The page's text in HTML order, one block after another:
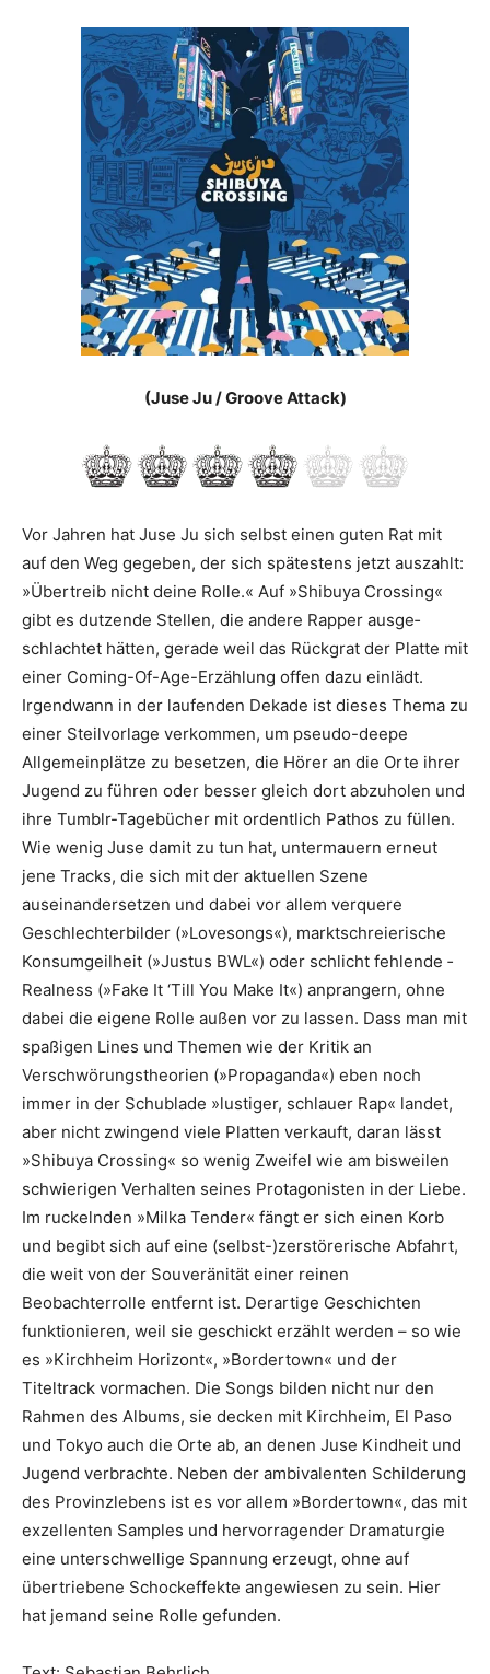
(Juse Ju / Groove Attack)
Vor Jahren hat Juse Ju sich selbst einen guten Rat mit
auf den Weg gegeben, der sich spätestens jetzt auszahlt:
»Übertreib nicht deine Rolle.« Auf »Shibuya Crossing«
gibt es dutzende Stellen, die andere Rapper ausge­
schlachtet hätten, gerade weil das Rückgrat der Platte mit
einer Coming-Of-Age-Erzählung offen dazu einlädt.
Irgendwann in der laufenden Dekade ist dieses Thema zu
einer Steilvorlage verkommen, um pseudo-deepe
Allgemeinplätze zu besetzen, die Hörer an die Orte ihrer
Jugend zu führen oder besser gleich dort abzuholen und
ihre Tumblr-­Tagebücher mit ordentlich Pathos zu füllen.
Wie wenig Juse damit zu tun hat, untermauern erneut
jene Tracks, die sich mit der aktuellen Szene
auseinandersetzen und dabei vor allem verquere
Geschlechter­bilder (»Lovesongs«), marktschreierische
Konsumgeilheit (»Justus BWL«) oder schlicht fehlende ­
Realness (»Fake It ‘Till You Make It«) anprangern, ohne
dabei die eigene Rolle außen vor zu lassen. Dass man mit
spaßigen Lines und Themen wie der Kritik an
Verschwörungs­theorien (»Propaganda«) eben noch
immer in der Schublade »lustiger, schlauer Rap« landet,
aber nicht zwingend viele Platten verkauft, daran lässt
»Shibuya Crossing« so wenig Zweifel wie am bisweilen
schwierigen Verhalten seines Protagonisten in der Liebe.
Im ruckelnden »Milka Tender« fängt er sich einen Korb
und begibt sich auf eine (selbst-)zerstörerische Abfahrt,
die weit von der Souveränität einer reinen
Beobachterrolle entfernt ist. Derartige Geschich­ten
funktionieren, weil sie geschickt erzählt werden – so wie
es »Kirchheim Horizont«, »Bordertown« und der
Titeltrack vormachen. Die Songs bilden nicht nur den
Rahmen des Albums, sie decken mit Kirchheim, El Paso
und Tokyo auch die Orte ab, an denen Juse Kindheit und
Jugend verbrachte. Neben der ambivalenten Schilderung
des Provinzlebens ist es vor allem »Bordertown«, das mit
exzellenten Samples und hervorragender Dramaturgie
eine unterschwellige Spannung erzeugt, ohne auf
übertriebene Schockeffekte angewiesen zu sein. Hier
hat jemand seine Rolle gefunden.